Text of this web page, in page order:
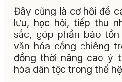
Đây cũng là cơ hội để
lưu, học hỏi, tiếp thu
sắc, góp phần bảo
văn hóa cồng chiêng
đồng thời nâng cao ý
hóa dân tộc trong thế